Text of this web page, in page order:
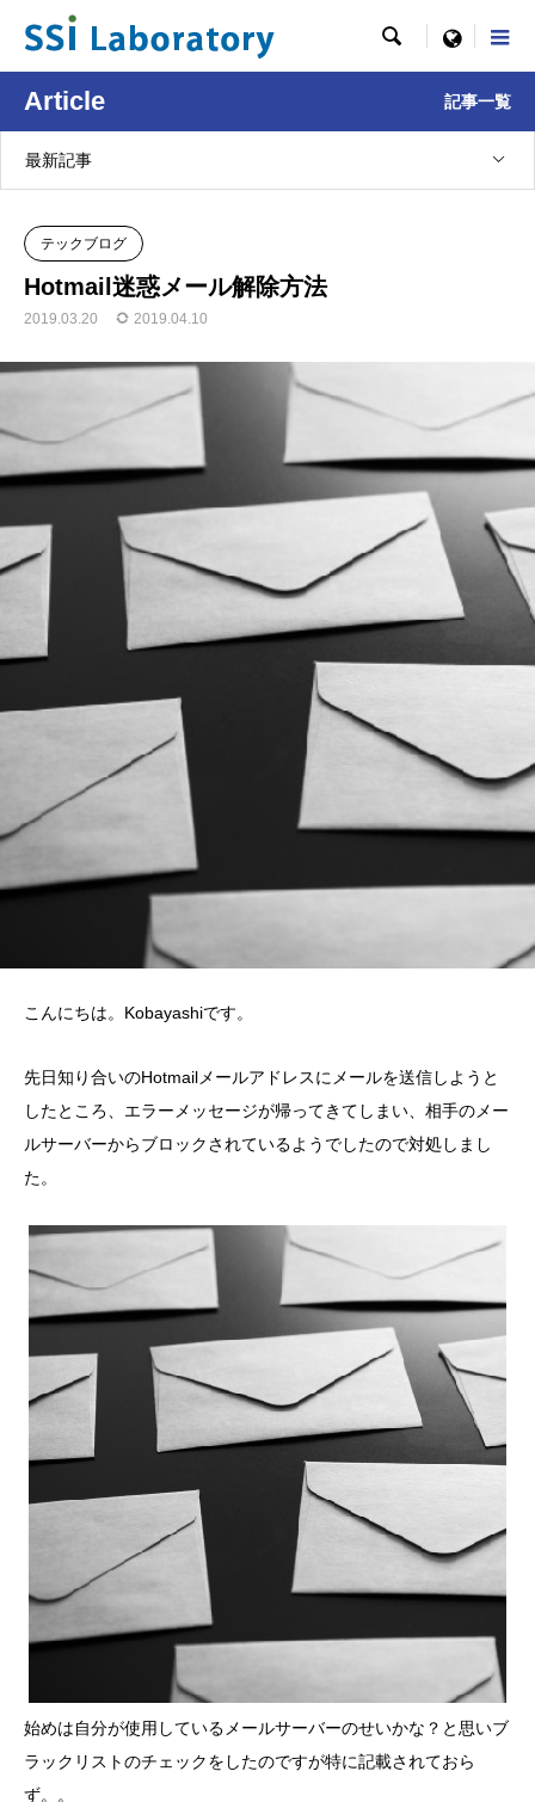
 menu
Article 記事一覧
最新記事
テックブログ
Hotmail迷惑メール解除方法
2019.03.20 2019.04.10
こんにちは。Kobayashiです。
先日知り合いのHotmailメールアドレスにメールを送信しようと
したところ、エラーメッセージが帰ってきてしまい、相手のメー
ルサーバーからブロックされているようでしたので対処しまし
た。
始めは自分が使用しているメールサーバーのせいかな？と思いブ
ラックリストのチェックをしたのですが特に記載されておら
ず。。